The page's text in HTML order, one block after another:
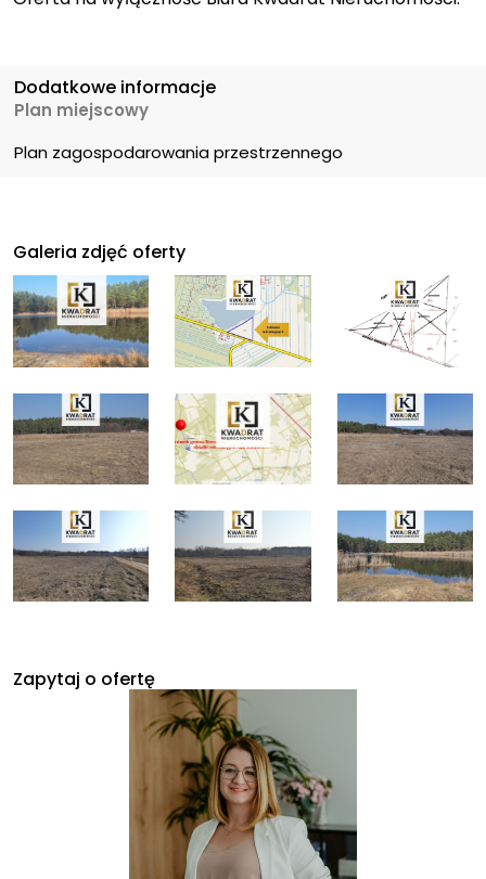
Dodatkowe informacje
Plan miejscowy
Plan zagospodarowania przestrzennego
Galeria zdjęć oferty
Zapytaj o ofertę